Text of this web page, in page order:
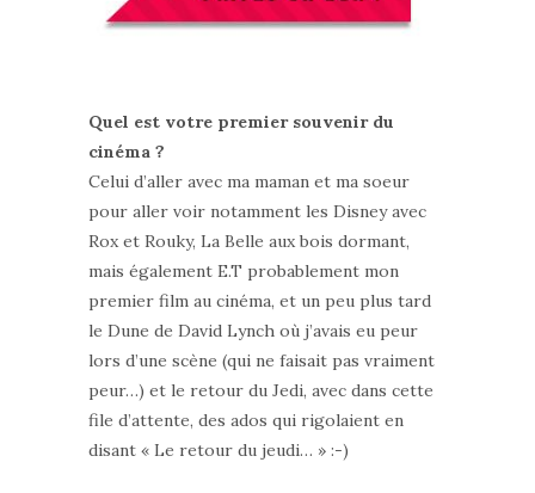
Quel est votre premier souvenir du
cinéma ?
Celui d’aller avec ma maman et ma soeur
pour aller voir notamment les Disney avec
Rox et Rouky, La Belle aux bois dormant,
mais également E.T probablement mon
premier film au cinéma, et un peu plus tard
le Dune de David Lynch où j’avais eu peur
lors d’une scène (qui ne faisait pas vraiment
peur…) et le retour du Jedi, avec dans cette
file d’attente, des ados qui rigolaient en
disant « Le retour du jeudi… » :-)